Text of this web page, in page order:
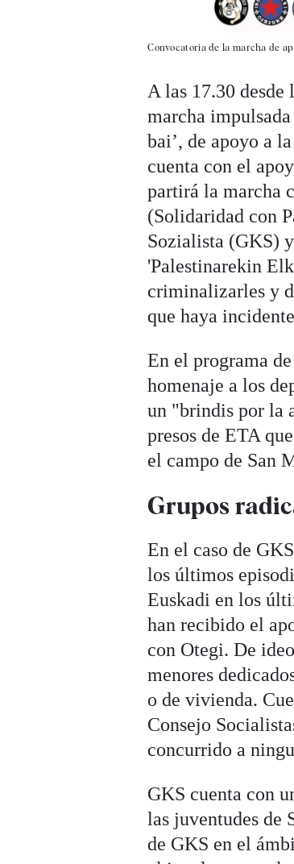
Convocatoria de la marcha de
A las 17.30
marcha
bai’, de apoyo a
cuenta con el
partirá la marcha
(Solidaridad con
Sozialista (GKS)
'Palestinarekin
criminalizarles y
que haya
En el programa
homenaje a los
un "brindis por la
presos de ETA
el campo de San
Grupos
En el caso de
los últimos
Euskadi en los
han recibido el
con Otegi. De
menores
o de vivienda.
Consejo
concurrido a
GKS cuenta con
las juventudes de
de GKS en el